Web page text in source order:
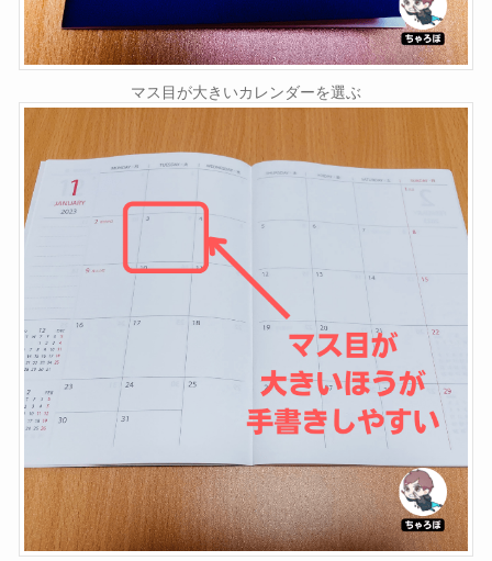
マス目が大きいカレンダーを選ぶ